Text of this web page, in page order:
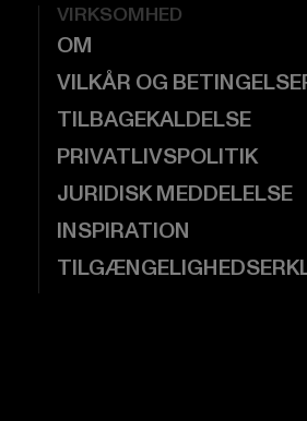
VIRKSOMHED
OM
VILKÅR OG
TILBAGEKALDELSE
PRIVATLIVSPOLITIK
JURIDISK MEDDELELSE
INSPIRATION